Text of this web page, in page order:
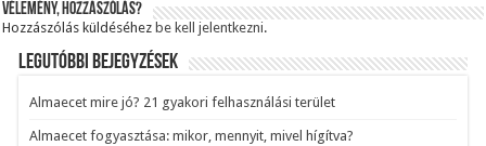
Vélemény, hozzászólás?
Hozzászólás küldéséhez be kell jelentkezni.
Legutóbbi bejegyzések
Almaecet mire jó? 21 gyakori felhasználási terület
Almaecet fogyasztása: mikor, mennyit, mivel hígítva?